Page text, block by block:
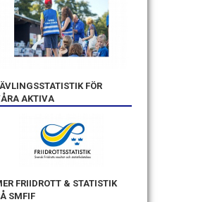
FÖR
AKTIVA
FRIIDROTT & STATISTIK
SMFIF